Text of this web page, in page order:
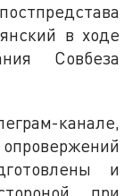
в ходе
Совбеза
канале,
и